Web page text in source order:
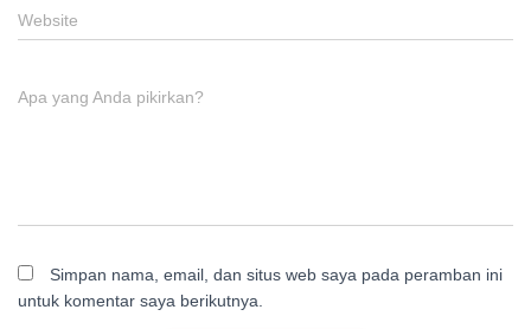
Website
Apa yang Anda pikirkan?
Simpan nama, email, dan situs web saya pada peramban ini
untuk komentar saya berikutnya.